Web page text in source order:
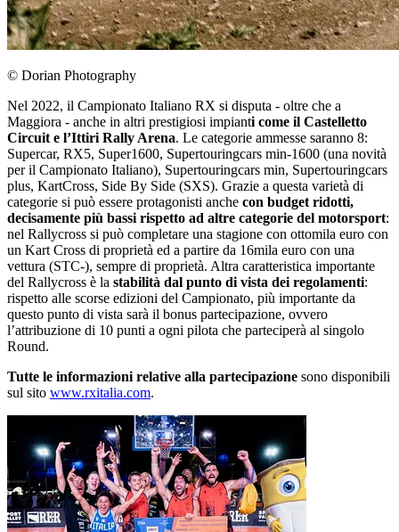
© Dorian Photography
Nel 2022, il Campionato Italiano RX si disputa - oltre che a
Maggiora - anche in altri prestigiosi impianti come il Castelletto
Circuit e l’Ittiri Rally Arena. Le categorie ammesse saranno 8:
Supercar, RX5, Super1600, Supertouringcars min-1600 (una novità
per il Campionato Italiano), Supertouringcars min, Supertouringcars
plus, KartCross, Side By Side (SXS). Grazie a questa varietà di
categorie si può essere protagonisti anche con budget ridotti,
decisamente più bassi rispetto ad altre categorie del motorsport:
nel Rallycross si può completare una stagione con ottomila euro con
un Kart Cross di proprietà ed a partire da 16mila euro con una
vettura (STC-), sempre di proprietà. Altra caratteristica importante
del Rallycross è la stabilità dal punto di vista dei regolamenti:
rispetto alle scorse edizioni del Campionato, più importante da
questo punto di vista sarà il bonus partecipazione, ovvero
l’attribuzione di 10 punti a ogni pilota che parteciperà al singolo
Round.
Tutte le informazioni relative alla partecipazione sono disponibili
sul sito www.rxitalia.com.